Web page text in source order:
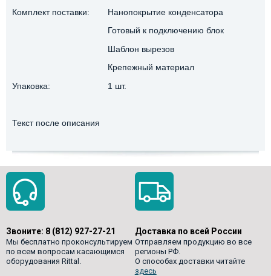
Комплект поставки:
Нанопокрытие конденсатора
Готовый к подключению блок
Шаблон вырезов
Крепежный материал
Упаковка:
1 шт.
Текст после описания
Звоните: 8 (812) 927-27-21
Мы бесплатно проконсультируем
по всем вопросам касающимся
оборудования Rittal.
Доставка по всей России
Отправляем продукцию во все
регионы РФ.
О способах доставки читайте
здесь